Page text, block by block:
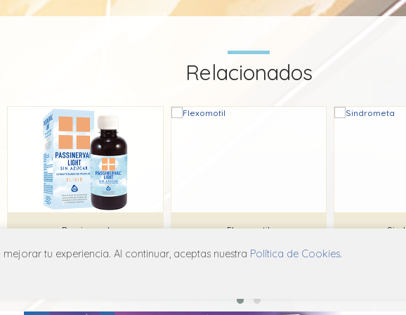
Relacionados
Passinerval
Ecu
Flexomotil
BioGenet
tu experiencia. Al continuar, aceptas nuestra Política de Cookies.